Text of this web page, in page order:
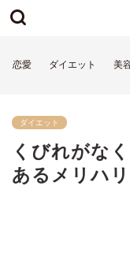
恋愛 ダイエット 美
ダイエット
くびれがな
あるメリハ